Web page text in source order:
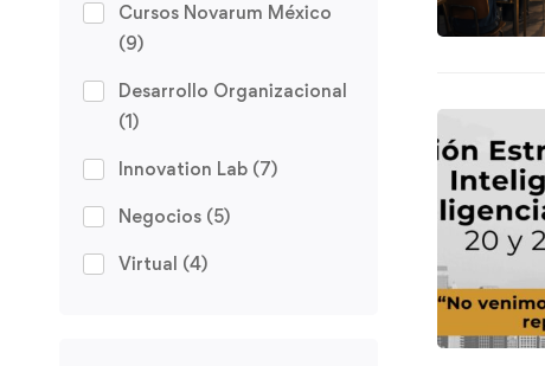
Cursos Novarum México
(9)
Desarrollo Organizacional
(1)
Innovation Lab (7)
Negocios (5)
Virtual (4)